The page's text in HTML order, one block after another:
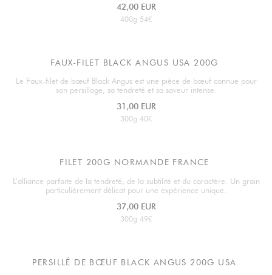
42,00 EUR
400g 54€
FAUX-FILET BLACK ANGUS USA 200G
Le Faux-filet de bœuf Black Angus est une pièce de bœuf connue pour
son persillage, sa tendreté et sa saveur intense.
31,00 EUR
300g 40€
FILET 200G NORMANDE FRANCE
L’alliance parfaite de la tendreté, de la subtilité et du caractère. Un grain
particulièrement délicat pour une expérience unique.
37,00 EUR
300g 49€
PERSILLÉ DE BŒUF BLACK ANGUS 200G USA